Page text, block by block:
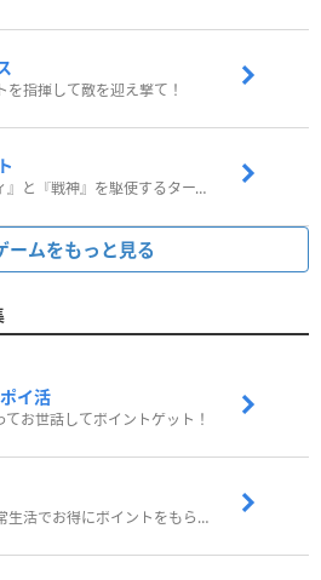
指揮して敵を迎え撃て！
武器の『アビリティ』と『戦神』を駆使するターン制コマンドバトルRPG！
ームをもっと見る
イ活
てお世話してポイントゲット！
歩いてポイ活！日常生活でお得にポイントをもらおう